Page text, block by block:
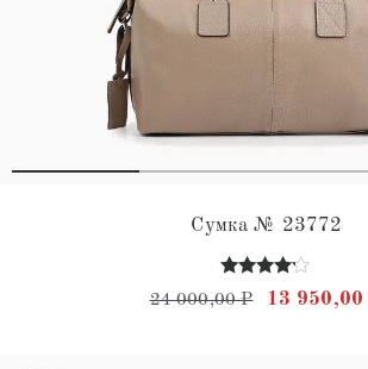
Сумка № 23772
Оценка
4.00
24 000,00₽ 13 950,00